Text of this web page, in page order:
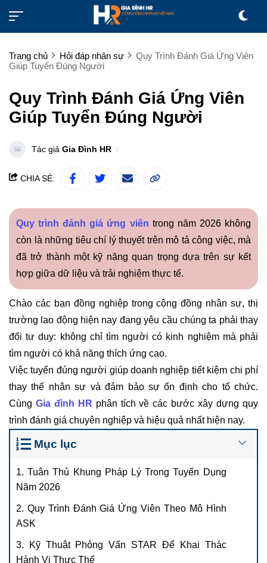
Trang chủ Hỏi đáp nhân sự
Quy Trình Đánh Giá Ứng Viên
Giúp Tuyển Đúng Người
Quy Trình Đánh Giá Ứng Viên
Giúp Tuyển Đúng Người
Tác giả Gia Đình HR
CHIA SẺ:
Quy trình đánh giá ứng viên trong năm 2026 không
còn là những tiêu chí lý thuyết trên mô tả công việc, mà
đã trở thành một kỹ năng quan trọng dựa trên sự kết
hợp giữa dữ liệu và trải nghiệm thực tế.
Chào các bạn đồng nghiệp trong cộng đồng nhân sự, thị
trường lao động hiện nay đang yêu cầu chúng ta phải thay
đổi tư duy: không chỉ tìm người có kinh nghiệm mà phải
tìm người có khả năng thích ứng cao.
Việc tuyển đúng người giúp doanh nghiệp tiết kiệm chi phí
thay thế nhân sự và đảm bảo sự ổn định cho tổ chức.
Cùng Gia đình HR phân tích về các bước xây dựng quy
trình đánh giá chuyên nghiệp và hiệu quả nhất hiện nay.
Mục lục
1. Tuân Thủ Khung Pháp Lý Trong Tuyển Dụng
Năm 2026
2. Quy Trình Đánh Giá Ứng Viên Theo Mô Hình
ASK
3. Kỹ Thuật Phỏng Vấn STAR Để Khai Thác
Hành Vi Thực Thế